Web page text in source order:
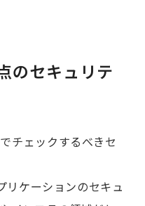
のセキュリテ
チェックするべきセ
ケーションのセキュ